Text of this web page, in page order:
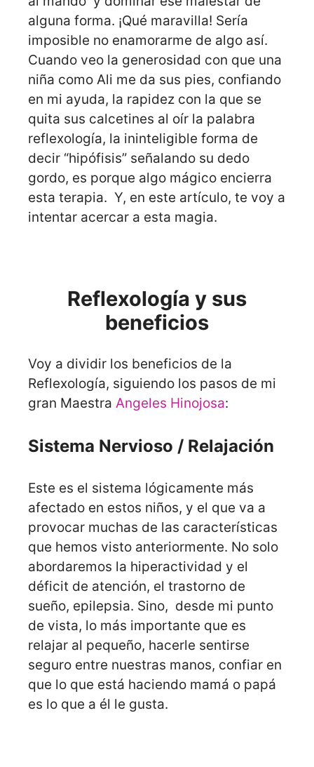
alguna forma. ¡Qué maravilla! Sería
imposible no enamorarme de algo así.
Cuando veo la generosidad con que una
niña como Ali me da sus pies, confiando
en mi ayuda, la rapidez con la que se
quita sus calcetines al oír la palabra
reflexología, la ininteligible forma de
decir “hipófisis” señalando su dedo
gordo, es porque algo mágico encierra
esta terapia. Y, en este artículo, te voy a
intentar acercar a esta magia.
Reflexología y sus
beneficios
Voy a dividir los beneficios de la
Reflexología, siguiendo los pasos de mi
gran Maestra Angeles Hinojosa:
Sistema Nervioso / Relajación
Este es el sistema lógicamente más
afectado en estos niños, y el que va a
provocar muchas de las características
que hemos visto anteriormente. No solo
abordaremos la hiperactividad y el
déficit de atención, el trastorno de
sueño, epilepsia. Sino, desde mi punto
de vista, lo más importante que es
relajar al pequeño, hacerle sentirse
seguro entre nuestras manos, confiar en
que lo que está haciendo mamá o papá
es lo que a él le gusta.